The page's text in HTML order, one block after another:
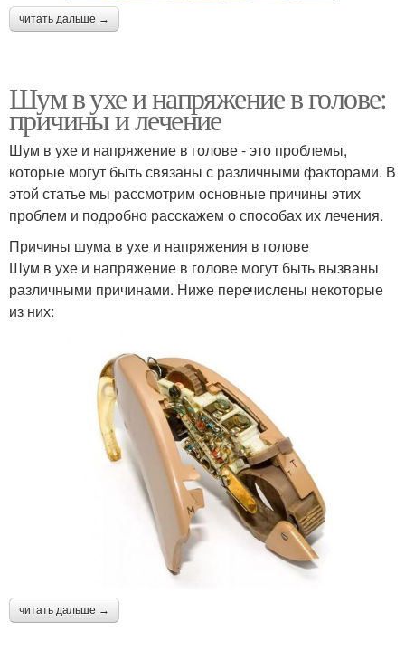
читать дальше →
Шум в ухе и напряжение в голове:
причины и лечение
Шум в ухе и напряжение в голове - это проблемы,
которые могут быть связаны с различными факторами. В
этой статье мы рассмотрим основные причины этих
проблем и подробно расскажем о способах их лечения.
Причины шума в ухе и напряжения в голове
Шум в ухе и напряжение в голове могут быть вызваны
различными причинами. Ниже перечислены некоторые
из них:
читать дальше →